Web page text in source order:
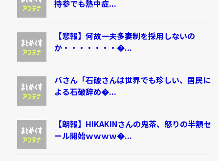
持参でも熱中症...
【悲報】何故一夫多妻制を採用しないの
か・・・・・・・�...
パさん「石破さんは世界でも珍しい、国民に
よる石破辞め�...
【朗報】HIKAKINさんの鬼茶、怒りの半額セ
ール開始ｗｗｗｗ�...